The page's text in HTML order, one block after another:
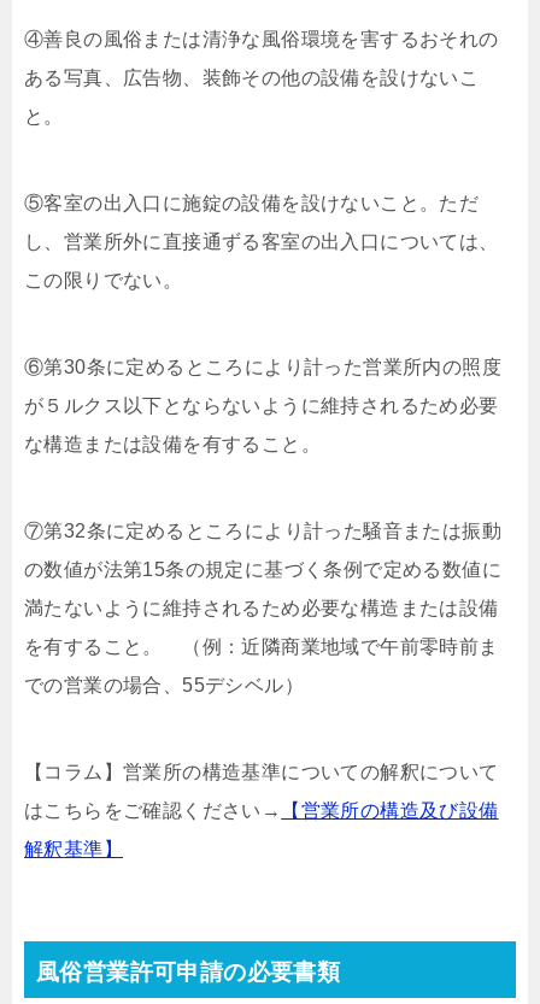
④善良の風俗または清浄な風俗環境を害するおそれの
ある写真、広告物、装飾その他の設備を設けないこ
と。
⑤客室の出入口に施錠の設備を設けないこと。ただ
し、営業所外に直接通ずる客室の出入口については、
この限りでない。
⑥第30条に定めるところにより計った営業所内の照度
が５ルクス以下とならないように維持されるため必要
な構造または設備を有すること。
⑦第32条に定めるところにより計った騒音または振動
の数値が法第15条の規定に基づく条例で定める数値に
満たないように維持されるため必要な構造または設備
を有すること。 （例：近隣商業地域で午前零時前ま
での営業の場合、55デシベル）
【コラム】営業所の構造基準についての解釈について
はこちらをご確認ください→
【営業所の構造及び設備
解釈基準】
風俗営業許可申請の必要書類